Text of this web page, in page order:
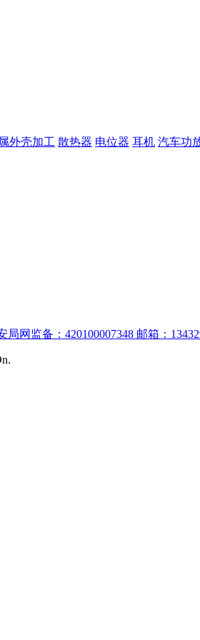
外壳加工 散热器 电位器 耳机 汽车功
网监备：420100007348 邮箱：